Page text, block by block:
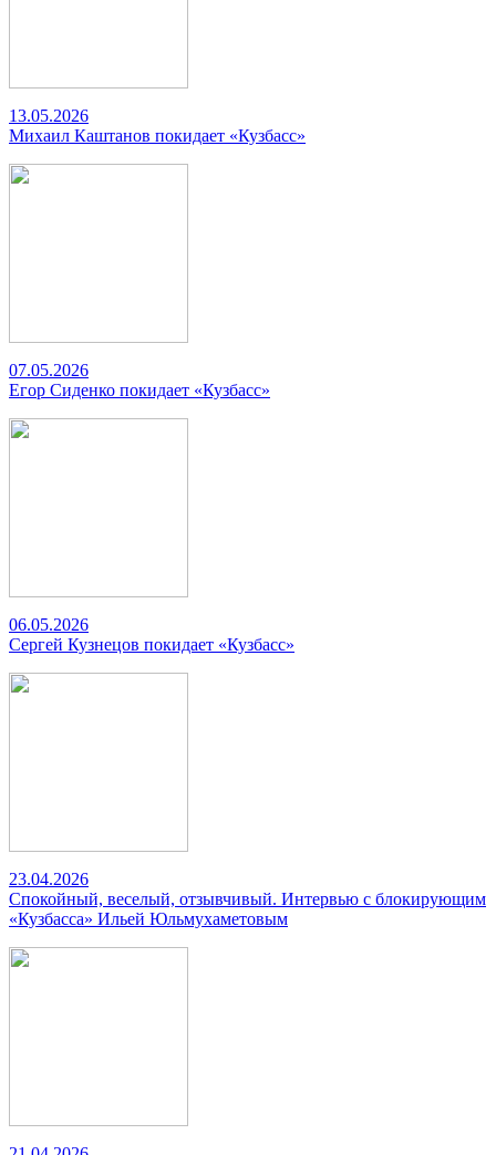
13.05.2026
Михаил Каштанов покидает «Кузбасс»
07.05.2026
Егор Сиденко покидает «Кузбасс»
06.05.2026
Сергей Кузнецов покидает «Кузбасс»
23.04.2026
Спокойный, веселый, отзывчивый. Интервью с блокирующим
«Кузбасса» Ильей Юльмухаметовым